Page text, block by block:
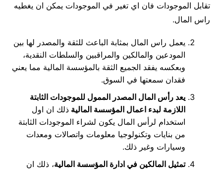
تقابل الموجودات فان اي تغير في الموجودات يمكن ان يغطيه
راس المال.
يعمل راس المال بمثابة الباعث للثقة والمصدر لها بين
المودعين والمالكين والمراقبين والسلطات النقدية،
وبعكسه يفقد الجميع الثقة بالمؤسسة المالية مما يعني
فقدان سمعتها في السوق.
يعد رأس المال المصدر الممول للموجودات الثابتة
اللازمة لبدء اعمال المؤسسة المالية ذلك ان اول
استخدام لرأس المال يكون لشراء الموجودات الثابتة
من بنايات وتكنولوجيا معلومات واتصالات ومعدات
وسيارات وغير ذلك.
تمثيل المالكين في ادارة المؤسسة المالية، ذلك ان